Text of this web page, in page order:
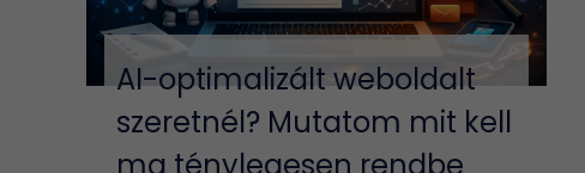
AI-optimalizált weboldalt
szeretnél? Mutatom mit kell